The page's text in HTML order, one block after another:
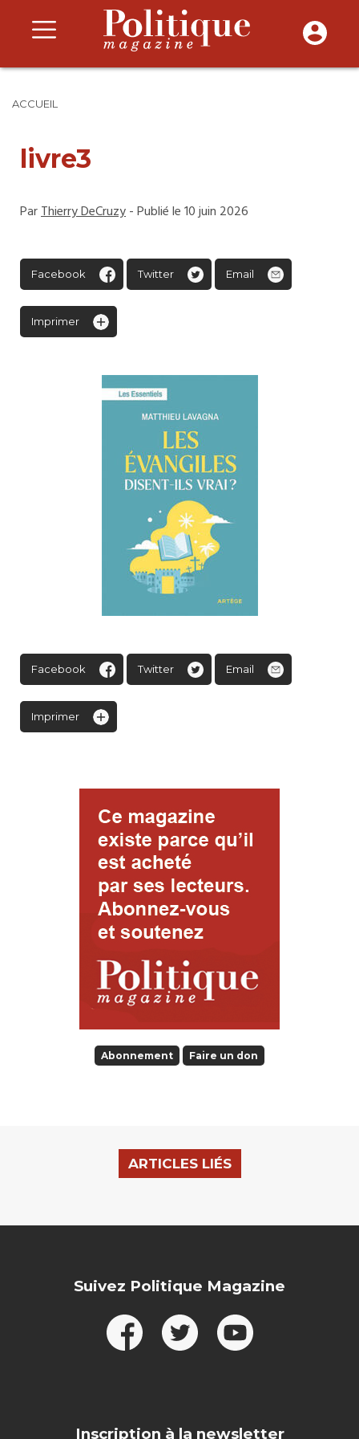
ACCUEIL
livre3
ParThierry DeCruzy- Publié le 10 juin 2026
Facebook Twitter Email
Imprimer
Facebook Twitter Email
Imprimer
Abonnement Faire un don
ARTICLES LIÉS
Suivez Politique Magazine
Inscription à la newsletter